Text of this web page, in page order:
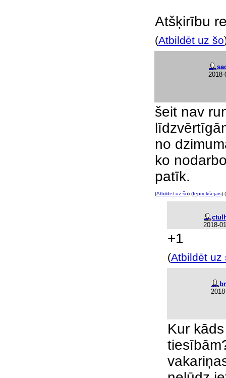
Atšķirību
(Atbildēt uz šo
šeit nav
no
ko
patīk.
(Atbildēt uz šo) (Iepriekšējais) (
2018-
+1
(Atbildēt uz
Kur